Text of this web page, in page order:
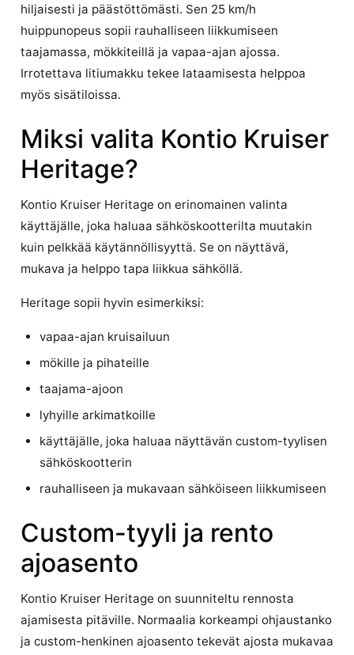
hiljaisesti ja päästöttömästi. Sen 25 km/h
huippunopeus sopii rauhalliseen liikkumiseen
taajamassa, mökkiteillä ja vapaa-ajan ajossa.
Irrotettava litiumakku tekee lataamisesta helppoa
myös sisätiloissa.
Miksi valita Kontio Kruiser
Heritage?
Kontio Kruiser Heritage on erinomainen valinta
käyttäjälle, joka haluaa sähköskootterilta muutakin
kuin pelkkää käytännöllisyyttä. Se on näyttävä,
mukava ja helppo tapa liikkua sähköllä.
Heritage sopii hyvin esimerkiksi:
vapaa-ajan kruisailuun
mökille ja pihateille
taajama-ajoon
lyhyille arkimatkoille
käyttäjälle, joka haluaa näyttävän custom-tyylisen
sähköskootterin
rauhalliseen ja mukavaan sähköiseen liikkumiseen
Custom-tyyli ja rento
ajoasento
Kontio Kruiser Heritage on suunniteltu rennosta
ajamisesta pitäville. Normaalia korkeampi ohjaustanko
ja custom-henkinen ajoasento tekevät ajosta mukavaa